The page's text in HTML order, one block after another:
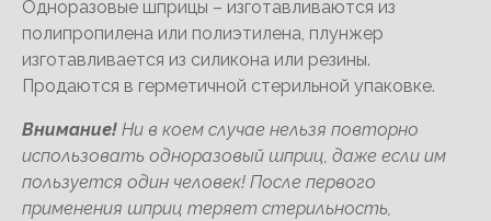
Одноразовые шприцы – изготавливаются из
полипропилена или полиэтилена, плунжер
изготавливается из силикона или резины.
Продаются в герметичной стерильной упаковке.
Внимание! Ни в коем случае нельзя повторно
использовать одноразовый шприц, даже если им
пользуется один человек! После первого
применения шприц теряет стерильность,